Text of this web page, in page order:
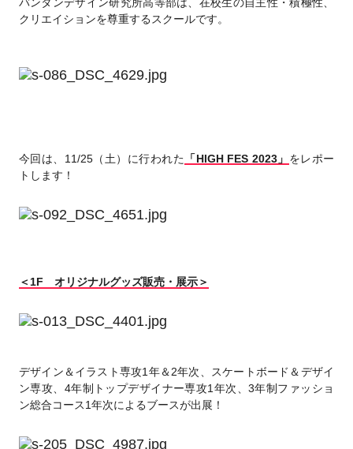
クリエイションを尊重するスクールです。
今回は、11/25（土）に行われた 「HIGH FES 2023」 をレポー
トします！
＜1F オリジナルグッズ販売・展示＞
デザイン＆イラスト専攻1年＆2年次、スケートボード＆デザイ
ン専攻、4年制トップデザイナー専攻1年次、3年制ファッショ
ン総合コース1年次によるブースが出展！